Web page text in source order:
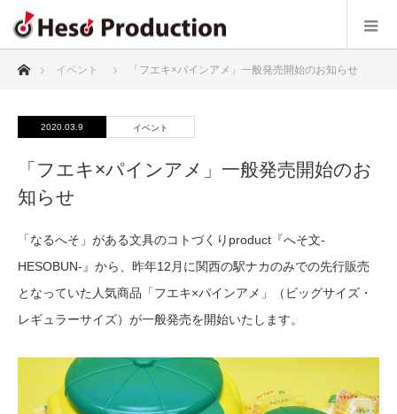
ホームイベント 「フエキ×パインアメ」一般発売開始のお知らせ
2020.03.9 イベント
「フエキ×パインアメ」一般発売開始のお
知らせ
「なるへそ」がある文具のコトづくりproduct『へそ文-
HESOBUN-』から、昨年12月に関西の駅ナカのみでの先行販売
となっていた人気商品「フエキ×パインアメ」（ビッグサイズ・
レギュラーサイズ）が一般発売を開始いたします。